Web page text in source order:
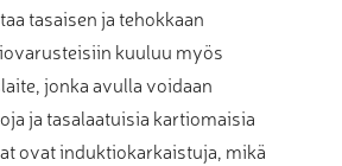
tasaisen ja tehokkaan
kuuluu myös
jonka avulla voidaan
ja tasalaatuisia kartiomaisia
ovat induktiokarkaistuja, mikä